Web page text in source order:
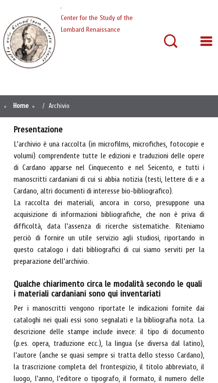
Center for the Study of the
Lombard Renaissance
Home Archivio
Presentazione
L’archivio è una raccolta (in microfilms, microfiches, fotocopie e
volumi) comprendente tutte le edizioni e traduzioni delle opere
di Cardano apparse nel Cinquecento e nel Seicento, e tutti i
manoscritti cardaniani di cui si abbia notizia (testi, lettere di e a
Cardano, altri documenti di interesse bio-bibliografico).
La raccolta dei materiali, ancora in corso, presuppone una
acquisizione di informazioni bibliografiche, che non è priva di
difficoltà, data l'assenza di ricerche sistematiche. Riteniamo
perciò di fornire un utile servizio agli studiosi, riportando in
questo catalogo i dati bibliografici di cui siamo serviti per la
preparazione dell'archivio.
Qualche chiarimento circa le modalità secondo le quali
i materiali cardaniani sono qui inventariati
Per i manoscritti vengono riportate le indicazioni fornite dai
cataloghi nei quali essi sono segnalati e la bibliografia nota. La
descrizione delle stampe include invece: il tipo di documento
(p.es. opera, traduzione ecc.), la lingua (se diversa dal latino),
l'autore (anche se quasi sempre si tratta dello stesso Cardano),
la trascrizione completa del frontespizio, il titolo abbreviato, il
luogo, l'anno, l'editore o tipografo, il formato, il numero delle